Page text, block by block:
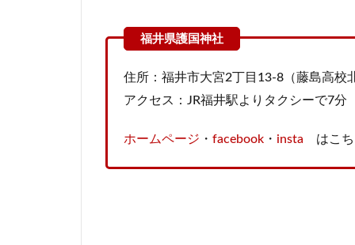
住所：福井市大宮2丁目13-8（藤島高校
アクセス：JR福井駅よりタクシーで7分
ホームページ ・ facebook ・ insta はこち